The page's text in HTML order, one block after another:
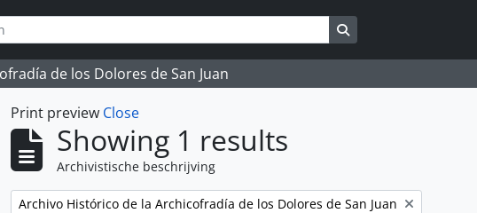
Search in browse page
de los Dolores de San Juan
Print preview Close
Showing 1 results
Archivistische beschrijving
Remove filter:
Archivo Histórico de la Archicofradía de los Dolores de San Juan